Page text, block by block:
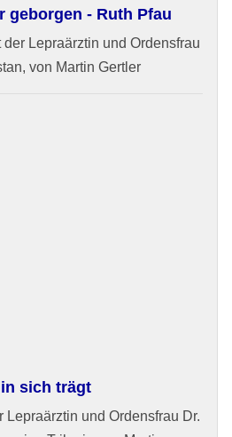
geborgen - Ruth Pfau
Lepraärztin und Ordensfrau
von Martin Gertler
sich trägt
Lepraärztin und Ordensfrau Dr.